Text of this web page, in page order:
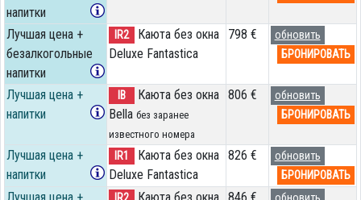
напитки
Лучшая цена +
безалкогольные
напитки
IR2
Каюта без окна
Deluxe Fantastica
798 €
обновить
БРОНИРОВАТЬ
Лучшая цена +
напитки
IB
Каюта без окна
Bella без заранее
известного номера
806 €
обновить
БРОНИРОВАТЬ
Лучшая цена +
напитки
IR1
Каюта без окна
Deluxe Fantastica
826 €
обновить
БРОНИРОВАТЬ
Лучшая цена + IR2 Каюта без окна 846 €